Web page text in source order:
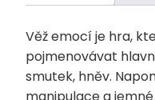
Věž emocí je hra,
pojmenovávat
smutek, hněv.
manipulace a